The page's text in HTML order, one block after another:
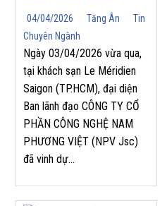
PHƯƠNG VIỆT (NPV
JSC) TỰ HÀO ĐÓN
NHẬN GIẢI THƯỞNG
“TOP SALES
PERFORMANCE 2025”
TẠI HỘI NGHỊ NHÀ
PHÂN PHỐI YASKAWA
2026
04/04/2026 Tăng Ân
Tin
Chuyên Ngành
Ngày 03/04/2026 vừa qua,
tại khách sạn Le Méridien
Saigon (TP.HCM), đại diện
Ban lãnh đạo CÔNG TY CỔ
PHẦN CÔNG NGHỆ NAM
PHƯƠNG VIỆT (NPV Jsc)
đã vinh dự...